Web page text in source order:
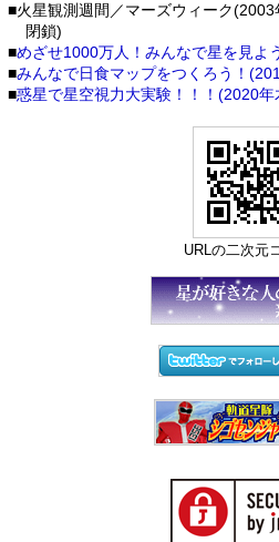
■火星観測週間／マーズウィーク
閉鎖)
■めざせ1000万人！みんなで星を見よ
■みんなで日食マップをつくろう！
■惑星で星空視力大実験！！！(2020
URLの二次元